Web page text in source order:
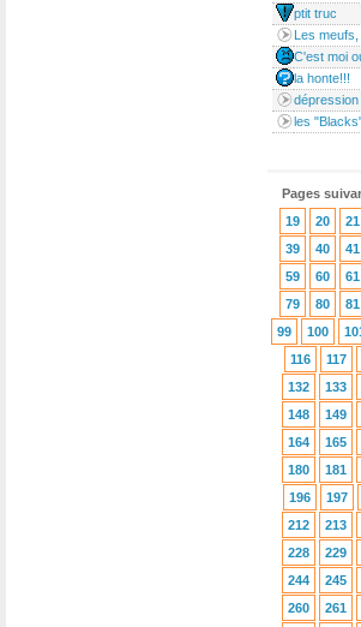
ptit truc
Les
C'est moi
la honte!!!
dépression
les
Pages
19
20 21
39
40 41
59
60 61
79
80 81
99
100
116
117
132
133
148
149
164
165
180
181
196
197
212
213
228
229
244
245
260
261